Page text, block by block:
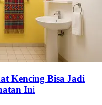
Kencing Bisa Jadi
Ini